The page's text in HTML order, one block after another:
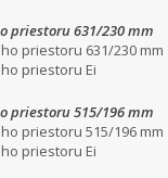
priestoru 631/230 mm
priestoru 631/230 mm
priestoru Ei
priestoru 515/196 mm
priestoru 515/196 mm
priestoru Ei